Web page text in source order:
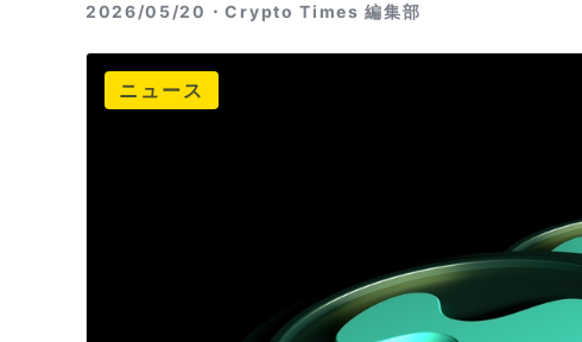
2026/05/20・Crypto Times 編集部
ニュース